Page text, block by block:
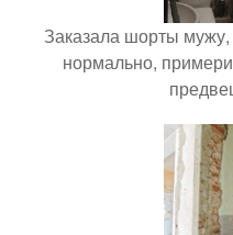
Заказала шорты
нормально,